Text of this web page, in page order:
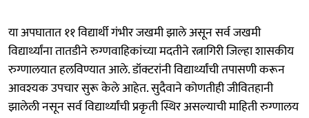
या अपघातात ११ विद्यार्थी गंभीर जखमी झाले असून सर्व जखमी
विद्यार्थ्यांना तातडीने रुग्णवाहिकांच्या मदतीने रत्नागिरी जिल्हा शासकीय
रुग्णालयात हलविण्यात आले. डॉक्टरांनी विद्यार्थ्यांची तपासणी करून
आवश्यक उपचार सुरू केले आहेत. सुदैवाने कोणतीही जीवितहानी
झालेली नसून सर्व विद्यार्थ्यांची प्रकृती स्थिर असल्याची माहिती रुग्णालय